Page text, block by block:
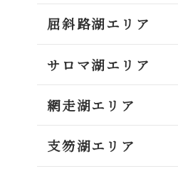
屈斜路湖エリア
サロマ湖エリア
網走湖エリア
支笏湖エリア